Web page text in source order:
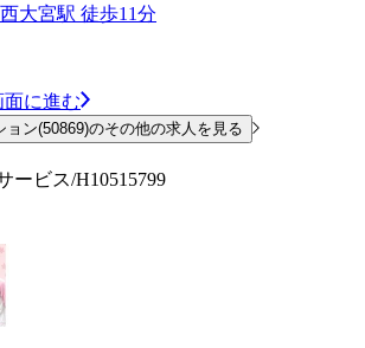
大宮駅 徒歩11分
面に進む
ン(50869)のその他の求人を見る
ービス/H10515799